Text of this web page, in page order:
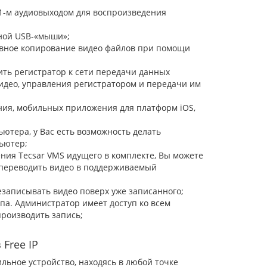
м аудиовыходом для воспроизведения
USB-«мыши»;
копирование видео файлов при помощи
регистратор к сети передачи данных
управления регистратором и передачи им
мобильных приложения для платформ iOS,
у Вас есть возможность делать
Tecsar VMS идущего в комплекте, Вы можете
видео в поддерживаемый
видео поверх уже записанного;
Администратор имеет доступ ко всем
запись;
IP
устройство, находясь в любой точке